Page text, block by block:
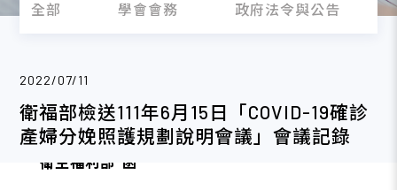
全部 學會會務 政府法令與公告
2022/07/11
衛福部檢送111年6月15日「COVID-19確診
產婦分娩照護規劃說明會議」會議記錄
衛生福利部 函